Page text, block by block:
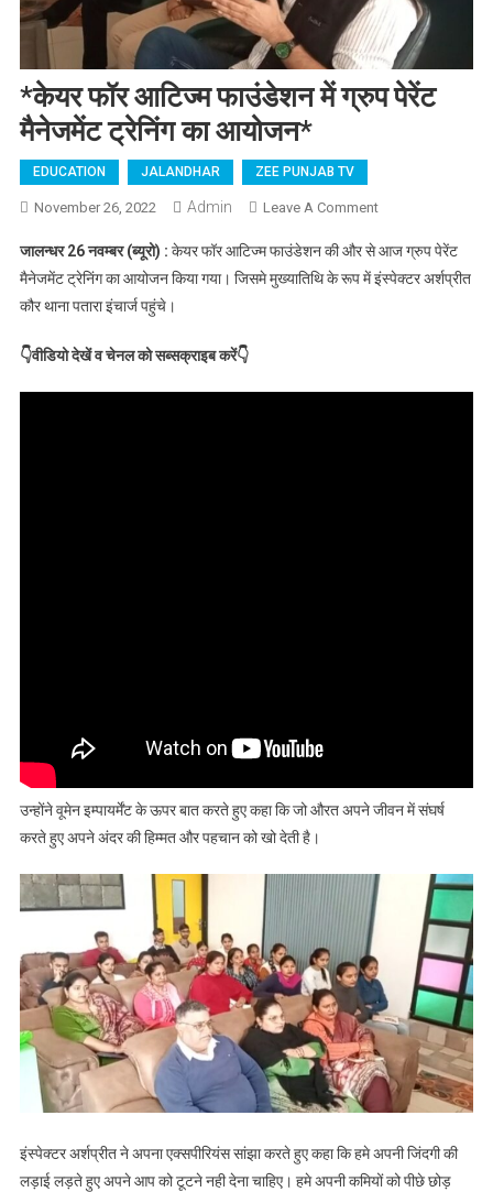
*केयर फॉर आटिज्म फाउंडेशन में ग्रुप पेरेंट
मैनेजमेंट ट्रेनिंग का आयोजन*
EDUCATION JALANDHAR ZEE PUNJAB TV
November 26, 2022 Admin Leave A CommentOn *केयर फॉर
में ग्रुप पेरेंट
मैनेजमेंट ट्रेनिंग का
जालन्धर 26 नवम्बर (ब्यूरो) : केयर फॉर आटिज्म फाउंडेशन की और से आज ग्रुप पेरेंट
मैनेजमेंट ट्रेनिंग का आयोजन किया गया। जिसमे मुख्यातिथि के रूप में इंस्पेक्टर अर्शप्रीत
कौर थाना पतारा इंचार्ज पहुंचे।
👇वीडियो देखें व चेनल को सब्सक्राइब करें👇
उन्होंने वूमेन इम्पायर्मेंट के ऊपर बात करते हुए कहा कि जो औरत अपने जीवन में संघर्ष
करते हुए अपने अंदर की हिम्मत और पहचान को खो देती है।
इंस्पेक्टर अर्शप्रीत ने अपना एक्सपीरियंस सांझा करते हुए कहा कि हमे अपनी जिंदगी की
लड़ाई लड़ते हुए अपने आप को टूटने नही देना चाहिए। हमे अपनी कमियों को पीछे छोड़